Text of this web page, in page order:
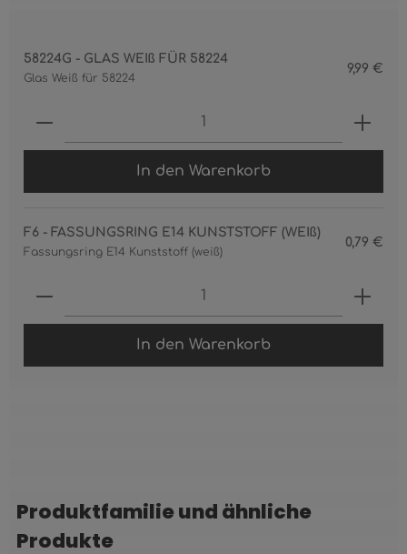
58224G - GLAS WEIß FÜR 58224
Glas Weiß für 58224
9,99 €
Produkt Anzahl: Gib den
In den Warenkorb
F6 - FASSUNGSRING E14 KUNSTSTOFF (WEIß)
Fassungsring E14 Kunststoff (weiß)
0,79 €
Produkt Anzahl: Gib den
In den Warenkorb
Produktgalerie überspringen
Produktfamilie und ähnliche
Produkte